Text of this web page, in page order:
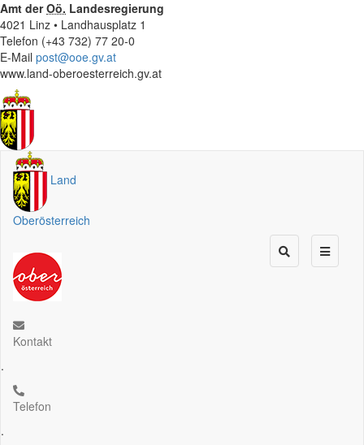
Amt derOö. Landesregierung
4021 Linz • Landhausplatz 1
Telefon (+43 732) 77 20-0
E-Mail post@ooe.gv.at
www.land-oberoesterreich.gv.at
Land
Oberösterreich
Kontakt
.
Telefon
.